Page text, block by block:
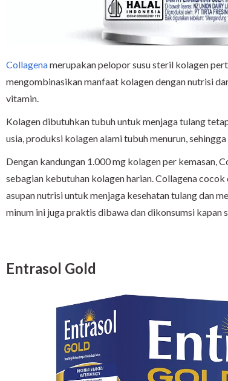
Collagenamerupakan pelopor susu steril kolagen
mengombinasikan manfaat kolagen dengan nutrisi
vitamin.
Kolagen dibutuhkan tubuh untuk menjaga tulang
usia, produksi kolagen alami tubuh menurun,
Dengan kandungan 1.000 mg kolagen per kemasan,
sebagian kebutuhan kolagen harian. Collagena
asupan nutrisi untuk menjaga kesehatan tulang dan
minum ini juga praktis dibawa dandikonsumsi kapan
Entrasol Gold